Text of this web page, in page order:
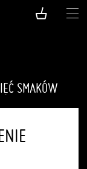
SMAKÓW